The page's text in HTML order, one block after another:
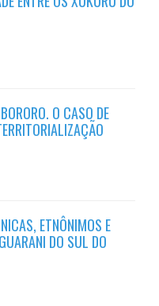
O CASO DE
ETNÔNIMOS E
DO SUL DO